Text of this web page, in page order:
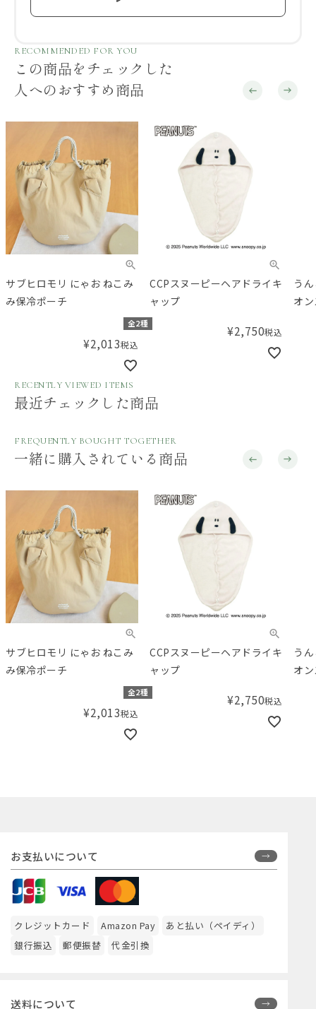
RECOMMENDED FOR YOU
この商品をチェックした
人へのおすすめ商品
サブヒロモリ にゃお ねこみ
み保冷ポーチ
全2種
¥2,013税込
CCPスヌーピーヘアドライキ
ャップ
¥2,750税込
う
オ
RECENTLY VIEWED ITEMS
最近チェックした商品
FREQUENTLY BOUGHT TOGETHER
一緒に購入されている商品
サブヒロモリ にゃお ねこみ
み保冷ポーチ
全2種
¥2,013税込
CCPスヌーピーヘアドライキ
ャップ
¥2,750税込
う
オ
お支払いについて
クレジットカード Amazon Pay
あと払い（ペイディ）
銀行振込
郵便振替 代金引換
送料について